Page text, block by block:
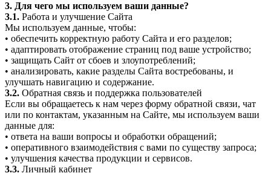
3. Для чего мы используем ваши данные?
3.1. Работа и улучшение Сайта
Мы используем данные, чтобы:
• обеспечить корректную работу Сайта и его разделов;
• адаптировать отображение страниц под ваше устройство;
• защищать Сайт от сбоев и злоупотреблений;
• анализировать, какие разделы Сайта востребованы, и
улучшать навигацию и содержание.
3.2. Обратная связь и поддержка пользователей
Если вы обращаетесь к нам через форму обратной связи, чат
или по контактам, указанным на Сайте, мы используем ваши
данные для:
• ответа на ваши вопросы и обработки обращений;
• оперативного взаимодействия с вами по существу запроса;
• улучшения качества продукции и сервисов.
3.3. Личный кабинет